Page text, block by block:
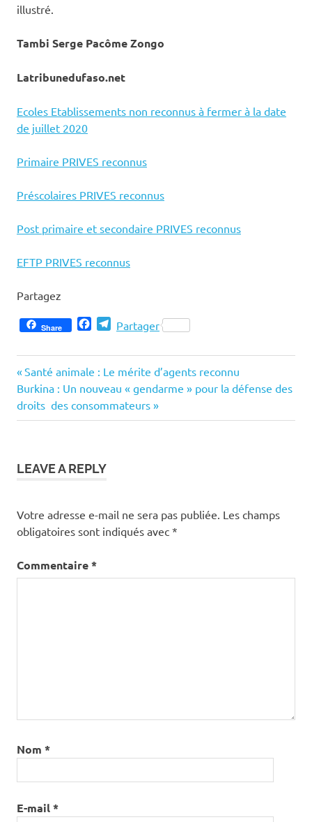
illustré.
Tambi Serge Pacôme Zongo
Latribunedufaso.net
Ecoles Etablissements non reconnus à fermer à la date
de juillet 2020
Primaire PRIVES reconnus
Préscolaires PRIVES reconnus
Post primaire et secondaire PRIVES reconnus
EFTP PRIVES reconnus
Partagez
Share FacebookTelegram
Partager
Navigation
de
Previous
Post:
Santé animale : Le mérite d’agents reconnu
Next
Post:
Burkina : Un nouveau « gendarme » pour la défense des
droits des consommateurs
LEAVE A REPLY
Votre adresse e-mail ne sera pas publiée. Les champs
obligatoires sont indiqués avec *
Commentaire*
Nom *
E-mail*